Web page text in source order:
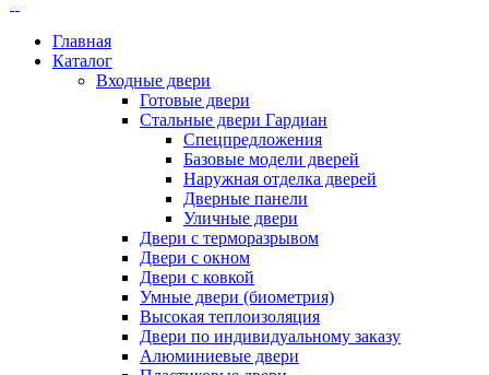
Главная
Каталог
Входные двери
Готовые двери
Стальные двери Гардиан
Спецпредложения
Базовые модели дверей
Наружная отделка дверей
Дверные панели
Уличные двери
Двери с терморазрывом
Двери с окном
Двери с ковкой
Умные двери (биометрия)
Высокая теплоизоляция
Двери по индивидуальному заказу
Алюминиевые двери